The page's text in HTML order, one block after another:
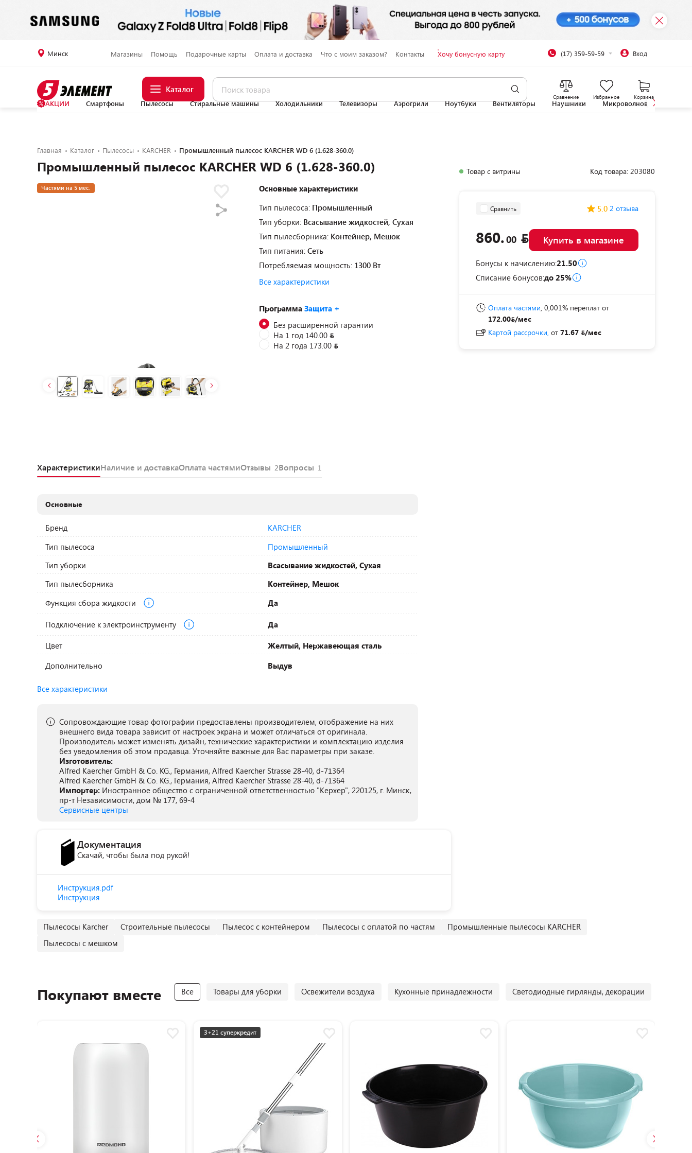
Минск Магазины Помощь Подарочные карты Оплата и доставка Что с моим заказом? Контакты Хочу бонусную карту (17) 359-59-59 Вход
Каталог
Сравнение Избранное Корзина
АКЦИИ Смартфоны Пылесосы Стиральные машины Холодильники Телевизоры Аэрогрили Ноутбуки Вентиляторы Наушники Микроволновые печи
Главная Каталог Пылесосы KARCHER Промышленный пылесос KARCHER WD 6 (1.628-360.0)
Промышленный пылесос KARCHER WD 6 (1.628-360.0)
Частями на 5 мес.
Основные характеристики
Тип пылесоса: Промышленный
Тип уборки: Всасывание жидкостей, Сухая
Тип пылесборника: Контейнер, Мешок
Тип питания: Сеть
Потребляемая мощность: 1300 Вт
Все характеристики
Программа Защита +
Без расширенной гарантии
На 1 год 140.00
На 2 года 173.00
Товар с витрины Код товара: 203080
Сравнить 5.0 2 отзыва
860.00 Купить в магазине
Бонусы к начислению:21.50
Списание бонусов:до 25%
Оплата частями, 0,001% переплат от
172.00 /мес
Картой рассрочки, от 71.67 /мес
ХарактеристикиНаличие и доставкаОплата частямиОтзывы 2Вопросы 1
Основные
Бренд
KARCHER
Тип пылесоса
Промышленный
Тип уборки
Всасывание жидкостей, Сухая
Тип пылесборника
Контейнер, Мешок
Функция сбора жидкости
Да
Подключение к электроинструменту Да
Цвет
Желтый, Нержавеющая сталь
Дополнительно
Выдув
Все характеристики
Сопровождающие товар фотографии предоставлены производителем, отображение на них
внешнего вида товара зависит от настроек экрана и может отличаться от оригинала.
Производитель может изменять дизайн, технические характеристики и комплектацию изделия
без уведомления об этом продавца. Уточняйте важные для Вас параметры при заказе.
Изготовитель:
Alfred Kaercher GmbH & Co. KG., Германия, Alfred Kaercher Strasse 28-40, d-71364
Alfred Kaercher GmbH & Co. KG., Германия, Alfred Kaercher Strasse 28-40, d-71364
Импортер: Иностранное общество с ограниченной ответственностью "Керхер", 220125, г. Минск,
пр-т Независимости, дом № 177, 69-4
Сервисные центры
Документация
Скачай, чтобы была под рукой!
Инструкция.pdf
Инструкция
Пылесосы Karcher Строительные пылесосы Пылесос с контейнером Пылесосы с оплатой по частям
Промышленные пылесосы KARCHER
Пылесосы с мешком
Покупают вместе Все Товары для уборки Освежители воздуха Кухонные принадлежности Светодиодные гирлянды, декорации
3+21 суперкредит